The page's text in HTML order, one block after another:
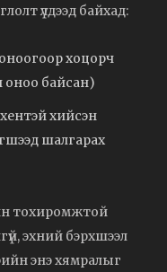
үлдээд байхад:
хоцорч
оноо байсан)
хийсэн
шалгарах
тохиромжтой
эхний бэрхшээл
энэ хямралыг